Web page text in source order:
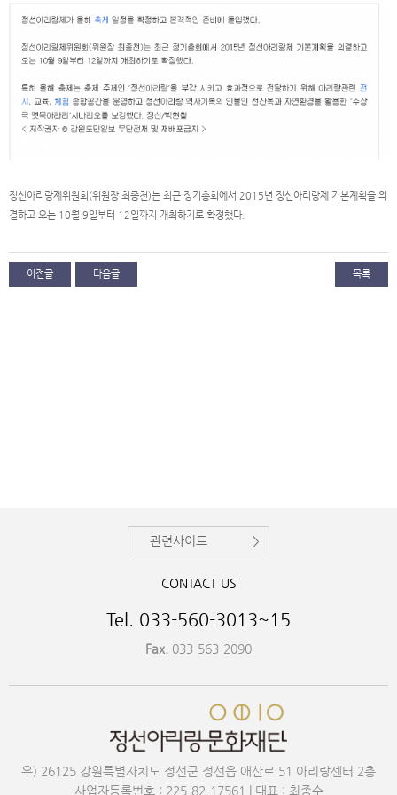
정선아리랑제위원회(위원장 최종천)는 최근 정기총회에서 2015년 정선아리랑제 기본계획을 의
결하고 오는 10월 9일부터 12일까지 개최하기로 확정했다.
이전글 다음글 목록
관련사이트
CONTACT US
Tel. 033-560-3013~15
Fax. 033-563-2090
우) 26125 강원특별자치도 정선군 정선읍 애산로 51 아리랑센터 2층
사업자등록번호 : 225-82-17561 | 대표 : 최종수